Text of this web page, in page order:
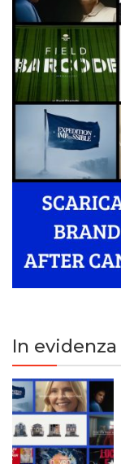
In evidenza